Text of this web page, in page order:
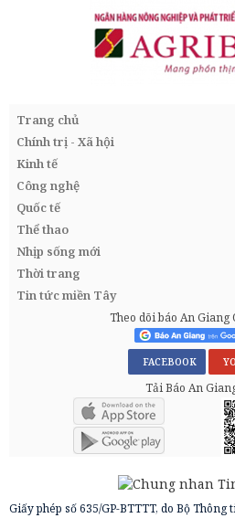
Trang chủ
Chính trị - Xã hội
Kinh tế
Công nghệ
Quốc tế
Thể thao
Nhịp sống mới
Thời trang
Tin tức miền Tây
Theo dõi báo An Giang
FACEBOOK
Tải Báo An
Giấy phép số 635/GP-BTTTT, do Bộ